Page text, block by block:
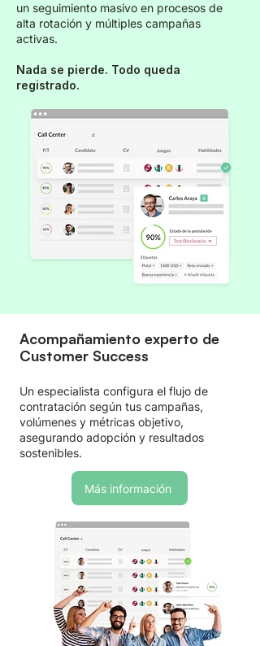
un seguimiento masivo en procesos de
alta rotación y múltiples campañas
activas.
Nada se pierde. Todo queda
registrado.
Acompañamiento experto de
Customer Success
Un especialista configura el flujo de
contratación según tus campañas,
volúmenes y métricas objetivo,
asegurando adopción y resultados
sostenibles.
Más información